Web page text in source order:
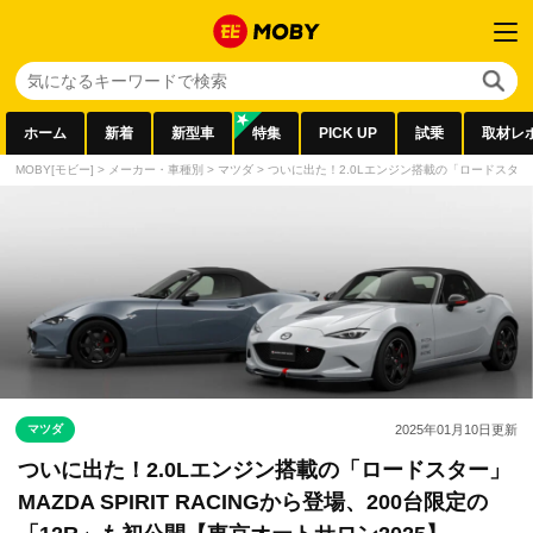
ホーム 新着 新型車 特集 PICK UP 試乗 取材レ
MOBY[モビー] > メーカー・車種別 > マツダ > ついに出た！2.0Lエンジン搭載の「ロードスタ
マツダ 2025年01月10日更新
ついに出た！2.0Lエンジン搭載の「ロードスター」
MAZDA SPIRIT RACINGから登場、200台限定の